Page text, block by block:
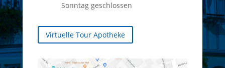
Sonntag geschlossen
Virtuelle Tour Apotheke